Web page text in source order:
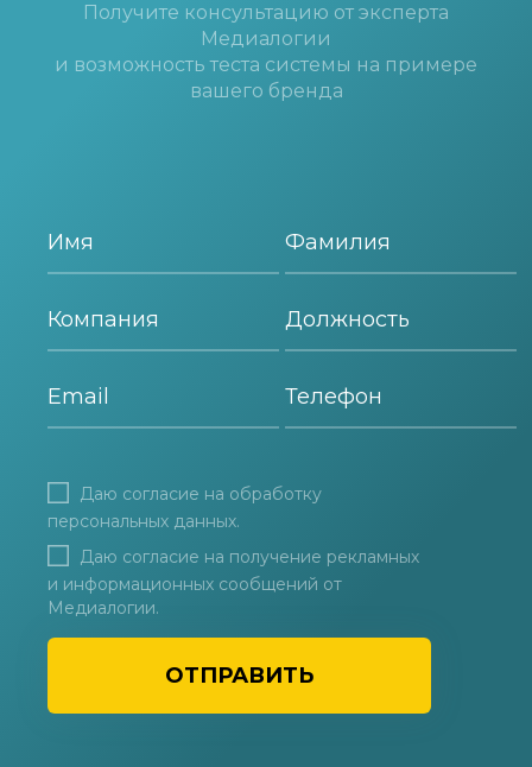
Получите консультацию от эксперта
Медиалогии
и возможность теста системы на примере
вашего бренда
ОТПРАВИТЬ
Даю согласие на обработку
персональных данных.
Даю согласие на получение рекламных
и информационных сообщений от
Медиалогии.